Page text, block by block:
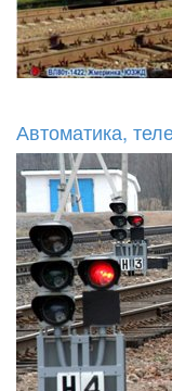
Автоматика,